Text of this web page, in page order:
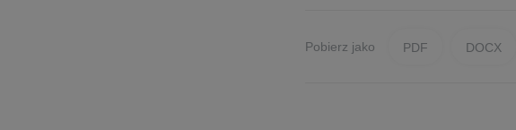
Pobierz jako PDF DOCX